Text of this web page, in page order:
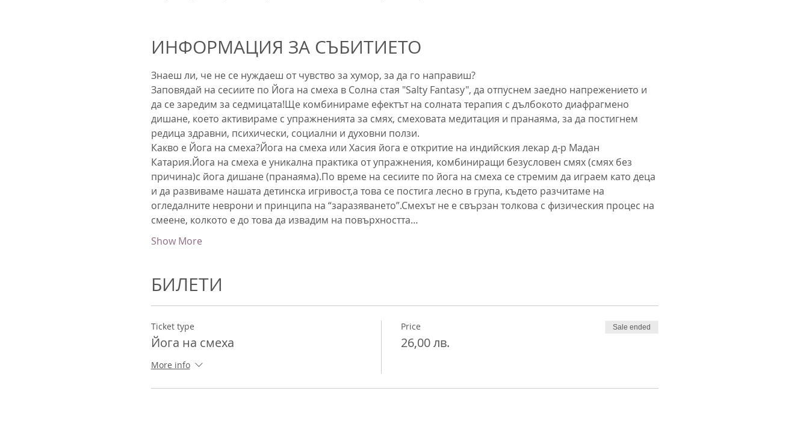
ИНФОРМАЦИЯ ЗА СЪБИТИЕТО
Знаеш ли, че не се нуждаеш от чувство за хумор, за да го направиш?
Заповядай на сесиите по Йога на смеха в Солна стая "Salty Fantasy", да отпуснем заедно напрежението и
да се заредим за седмицата!Ще комбинираме ефектът на солната терапия с дълбокото диафрагмено
дишане, което активираме с упражненията за смях, смеховата медитация и пранаяма, за да постигнем
редица здравни, психически, социални и духовни ползи.
Какво е Йога на смеха?Йога на смеха или Хасия йога е откритие на индийския лекар д-р Мадан
Катария.Йога на смеха е уникална практика от упражнения, комбиниращи безусловен смях (смях без
причина)с йога дишане (пранаяма).По време на сесиите по йога на смеха се стремим да играем като деца
и да развиваме нашата детинска игривост,а това се постига лесно в група, където разчитаме на
огледалните неврони и принципа на “заразяването”.Смехът не е свързан толкова с физическия процес на
смеене, колкото е до това да извадим на повърхността…
Show More
БИЛЕТИ
Ticket type
Йога на смеха
More info
Price
26,00 лв.
Sale ended